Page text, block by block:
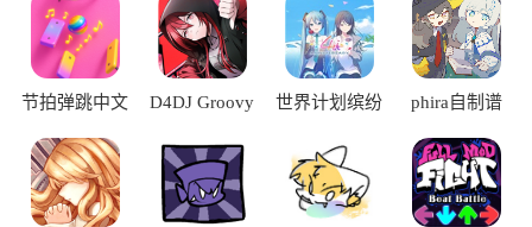
节拍弹跳中文
D4DJ Groovy
手游
世界计划缤纷
phira自制谱